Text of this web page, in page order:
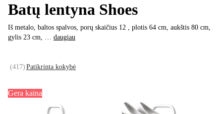
Gera kaina
Batų lentyna Shoes
Iš metalo, baltos spalvos, porų skaičius 12 , plotis 64 cm, aukštis 80 cm,
gylis 23 cm, … daugiau
(417) Patikrinta kokybė